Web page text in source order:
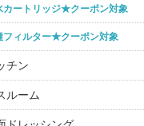
カートリッジ★クーポン対象
フィルター★クーポン対象
チン
ルーム